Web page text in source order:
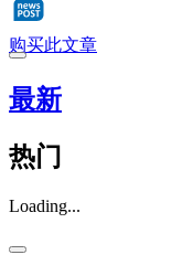
购买此文章
最新
热门
Loading...